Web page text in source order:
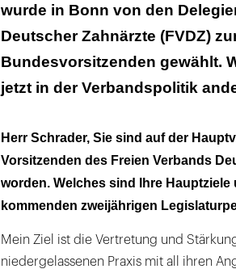
wurde in Bonn von den
Deutscher Zahnärzte (FVDZ)
Bundesvorsitzenden gewählt.
jetzt in der Verbandspolitik
Herr Schrader, Sie sind auf der
Vorsitzenden des Freien Verbands
worden. Welches sind Ihre
kommenden zweijährigen
Mein Ziel ist die Vertretung und
niedergelassenen Praxis mit all ihren